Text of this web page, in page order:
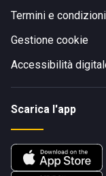
Termini e condizioni
Gestione cookie
Accessibilità
Scarica l'app